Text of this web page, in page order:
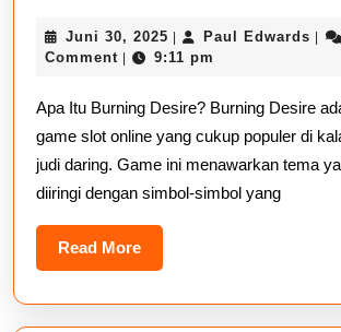
Temukan
Besar
di
Game
Slot
Online
Juni 30, 2025 Juni
30,
| Paul Edwards Paul
|
Comment | 9:11 pm
Apa Itu Burning Desire? Burning Desire
game slot online yang cukup populer di
judi daring. Game ini menawarkan tema
diiringi dengan simbol-simbol yang
Read MoreRead
More